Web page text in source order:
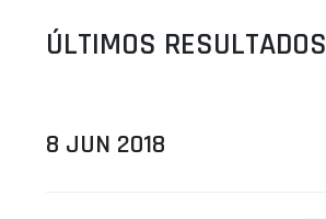
ÚLTIMOS RESULTADOS
8 JUN 2018